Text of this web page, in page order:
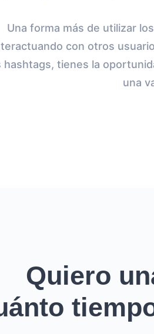
Una forma más de utilizar
con otros
hashtags, tienes la
una
Quiero